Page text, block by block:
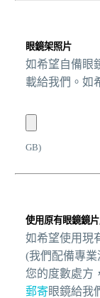
眼鏡架照片
如希望自備眼
載給我們。如
GB)
使用原有眼鏡鏡
如希望使用現
(我們配備專
您的度數處方
郵寄眼鏡給我